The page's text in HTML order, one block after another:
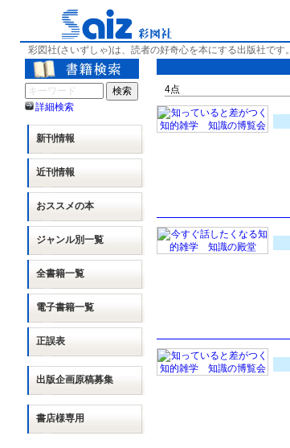
彩図社(さいずしゃ)は、読者の好奇心を本にする出版社です。
詳細検索
新刊情報
近刊情報
おススメの本
ジャンル別一覧
全書籍一覧
電子書籍一覧
正誤表
出版企画原稿募集
書店様専用
4点